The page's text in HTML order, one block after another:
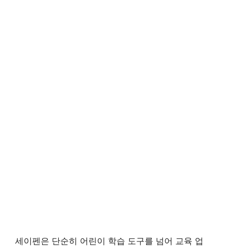
세이펜은 단순히 어린이 학습 도구를 넘어 교육 업